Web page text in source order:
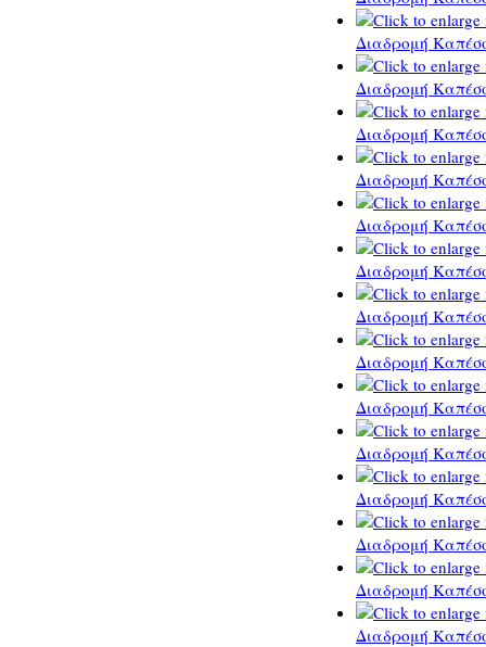
Διαδρομή
Διαδρομή
Διαδρομή
Διαδρομή
Διαδρομή
Διαδρομή
Διαδρομή
Διαδρομή
Διαδρομή
Διαδρομή
Διαδρομή
Διαδρομή
Διαδρομή
Διαδρομή